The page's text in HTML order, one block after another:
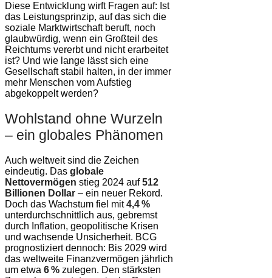
Diese Entwicklung wirft Fragen auf: Ist
das Leistungsprinzip, auf das sich die
soziale Marktwirtschaft beruft, noch
glaubwürdig, wenn ein Großteil des
Reichtums vererbt und nicht erarbeitet
ist? Und wie lange lässt sich eine
Gesellschaft stabil halten, in der immer
mehr Menschen vom Aufstieg
abgekoppelt werden?
Wohlstand ohne Wurzeln
– ein globales Phänomen
Auch weltweit sind die Zeichen
eindeutig. Das globale
Nettovermögen stieg 2024 auf512
Billionen Dollar – ein neuer Rekord.
Doch das Wachstum fiel mit4,4 %
unterdurchschnittlich aus, gebremst
durch Inflation, geopolitische Krisen
und wachsende Unsicherheit. BCG
prognostiziert dennoch: Bis 2029 wird
das weltweite Finanzvermögen jährlich
um etwa 6 % zulegen. Den stärksten